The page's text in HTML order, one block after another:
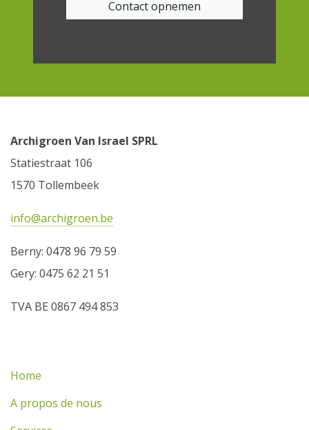
Contact opnemen
Archigroen Van Israel SPRL
Statiestraat 106
1570 Tollembeek
info@archigroen.be
Berny: 0478 96 79 59
Gery: 0475 62 21 51
TVA ​BE 0867 494 853
Home
A propos de nous